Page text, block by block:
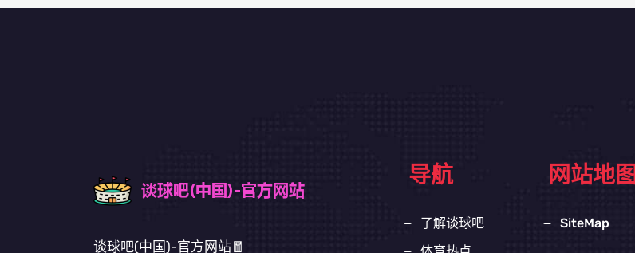
谈球吧(中国)-官方网站🧧
导航
了解谈球吧
网站地图
SiteMap